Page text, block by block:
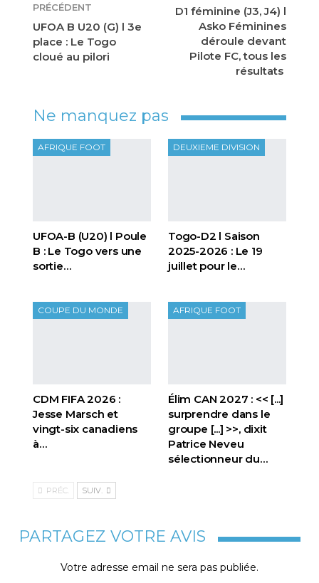
PRÉCÉDENT
UFOA B U20 (G) l 3e
place : Le Togo
cloué au pilori
D1 féminine (J3, J4) l
Asko Féminines
déroule devant
Pilote FC, tous les
résultats
Ne manquez pas
AFRIQUE FOOT
UFOA-B (U20) l Poule
B : Le Togo vers une
sortie…
DEUXIEME DIVISION
Togo-D2 l Saison
2025-2026 : Le 19
juillet pour le…
COUPE DU MONDE
CDM FIFA 2026 :
Jesse Marsch et
vingt-six canadiens
à…
AFRIQUE FOOT
Élim CAN 2027 : << [...]
surprendre dans le
groupe [...] >>, dixit
Patrice Neveu
sélectionneur du…
PRÉC. SUIV.
PARTAGEZ VOTRE AVIS
Votre adresse email ne sera pas publiée.